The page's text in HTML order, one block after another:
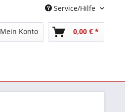
Service/Hilfe
Mein Konto 0,00 € *